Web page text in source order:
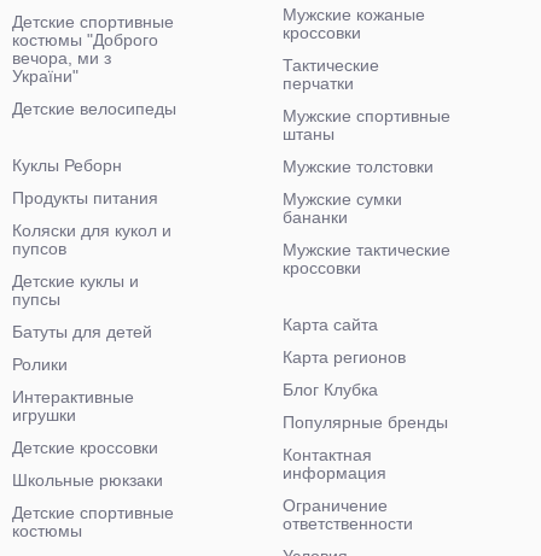
Детские спортивные
костюмы "Доброго
вечора, ми з
України"
Детские велосипеды
Мужские кожаные
кроссовки
Тактические
перчатки
Мужские спортивные
штаны
Мужские толстовки
Мужские сумки
бананки
Мужские тактические
кроссовки
Куклы Реборн
Продукты питания
Коляски для кукол и
пупсов
Детские куклы и
пупсы
Батуты для детей
Ролики
Интерактивные
игрушки
Детские кроссовки
Школьные рюкзаки
Детские спортивные
костюмы
Карта сайта
Карта регионов
Блог Клубка
Популярные бренды
Контактная
информация
Ограничение
ответственности